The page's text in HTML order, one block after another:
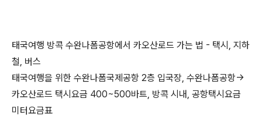
태국여행 방콕 수완나폼공항에서 카오산로드 가는 법 - 택시, 지하
철, 버스
태국여행을 위한 수완나폼국제공항 2층 입국장, 수완나폼공항->
카오산로드 택시요금 400~500바트, 방콕 시내, 공항택시요금
미터요금표